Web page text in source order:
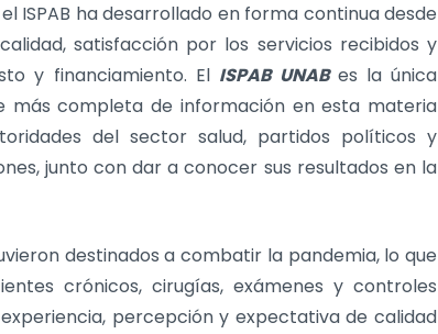
ISPAB ha desarrollado en forma continua desde
satisfacción por los servicios recibidos y
y financiamiento. El ISPAB UNAB es la única
más completa de información en esta materia
del sector salud, partidos políticos y
junto con dar a conocer sus resultados en la
destinados a combatir la pandemia, lo que
crónicos, cirugías, exámenes y controles
percepción y expectativa de calidad